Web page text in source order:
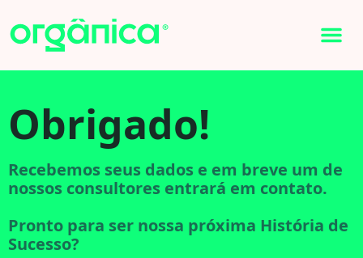
Obrigado!
Recebemos seus dados e em breve um de
nossos consultores entrará em contato.
Pronto para ser nossa próxima História de
Sucesso?